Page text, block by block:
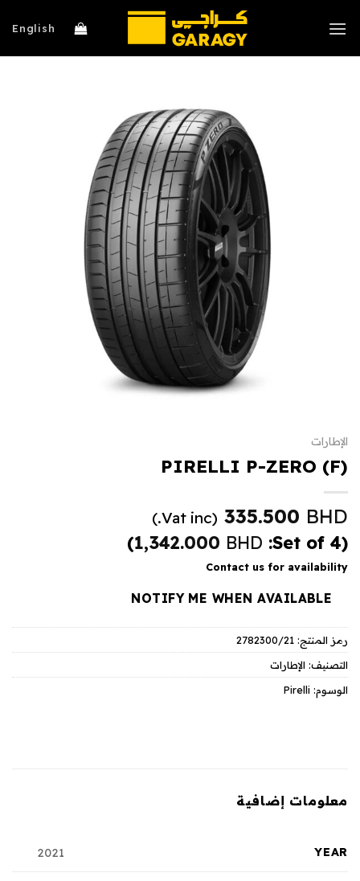
للمحتوى
English
الإطارات
PIRELLI P-ZERO (F)
335.500 BHD
(Vat inc.)
(Set of 4:
1,342.000 BHD
)
Contact us for availability
NOTIFY ME WHEN AVAILABLE
رمز المنتج: 2782300/21
التصنيف: الإطارات
الوسوم: Pirelli
معلومات إضافية
YEAR
2021